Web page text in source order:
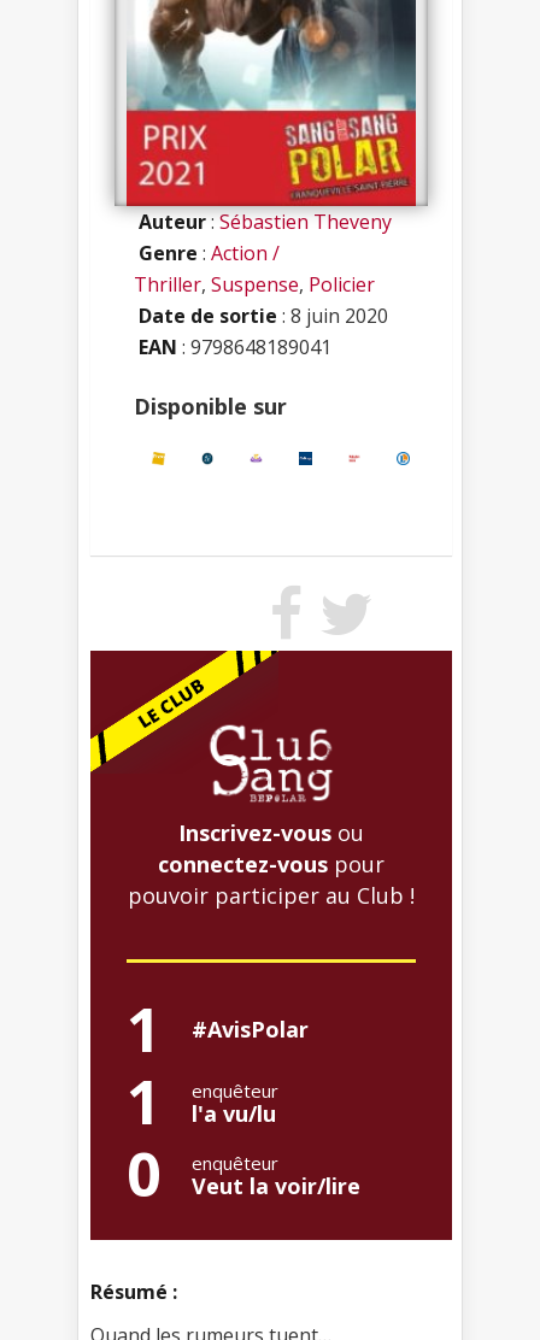
Auteur:Sébastien Theveny
Genre : Action /
Thriller, Suspense, Policier
Date de sortie : 8 juin 2020
EAN : 9798648189041
Disponible sur
Inscrivez-vous ou
connectez-vous pour
pouvoir participer au Club !
1 #AvisPolar
1 enquêteur
l'a vu/lu
0 enquêteur
Veut la voir/lire
Résumé :